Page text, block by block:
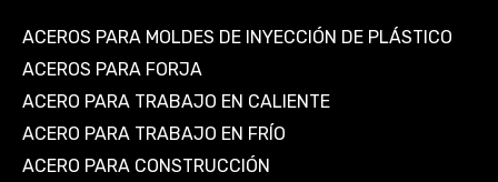
ACEROS PARA MOLDES DE INYECCIÓN DE PLÁSTICO
ACEROS PARA FORJA
ACERO PARA TRABAJO EN CALIENTE
ACERO PARA TRABAJO EN FRÍO
ACERO PARA CONSTRUCCIÓN